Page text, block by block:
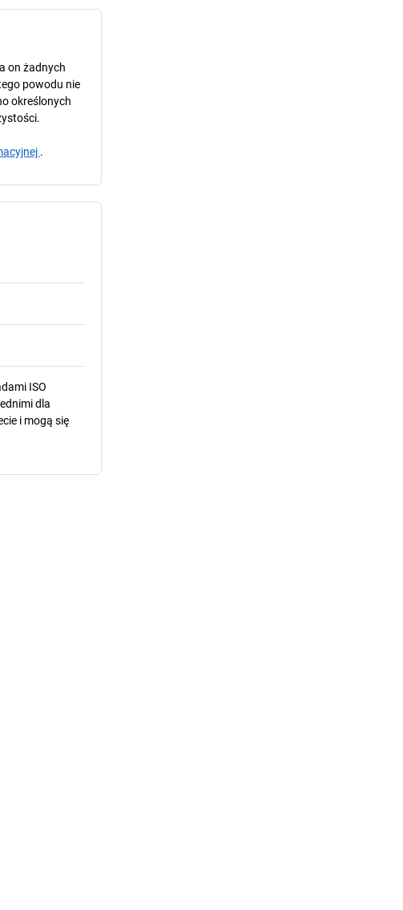
on żadnych
powodu nie
określonych
.
ISO
dla
i mogą się